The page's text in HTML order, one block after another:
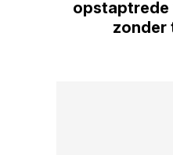
zonder